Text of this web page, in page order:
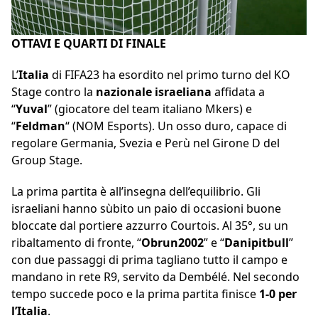
OTTAVI E QUARTI DI FINALE
L’Italia di FIFA23 ha esordito nel primo turno del KO
Stage contro la nazionale israeliana affidata a
“Yuval” (giocatore del team italiano Mkers) e
“Feldman“ (NOM Esports). Un osso duro, capace di
regolare Germania, Svezia e Perù nel Girone D del
Group Stage.
La prima partita è all’insegna dell’equilibrio. Gli
israeliani hanno sùbito un paio di occasioni buone
bloccate dal portiere azzurro Courtois. Al 35°, su un
ribaltamento di fronte, “Obrun2002” e “Danipitbull”
con due passaggi di prima tagliano tutto il campo e
mandano in rete R9, servito da Dembélé. Nel secondo
tempo succede poco e la prima partita finisce 1-0 per
l’Italia.